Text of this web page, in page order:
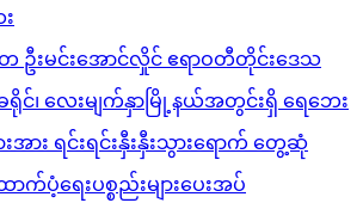
ဦးမင်းအောင်လှိုင် ဧရာဝတီတိုင်းဒေသ
ရိုင်၊ လေးမျက်နှာမြို့နယ်အတွင်းရှိ ရေဘေး
အား ရင်းရင်းနှီးနှီးသွားရောက် တွေ့ဆုံ
ောက်ပံ့ရေးပစ္စည်းများပေးအပ်